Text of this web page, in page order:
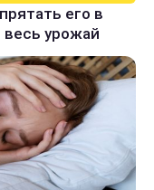
его в
урожай